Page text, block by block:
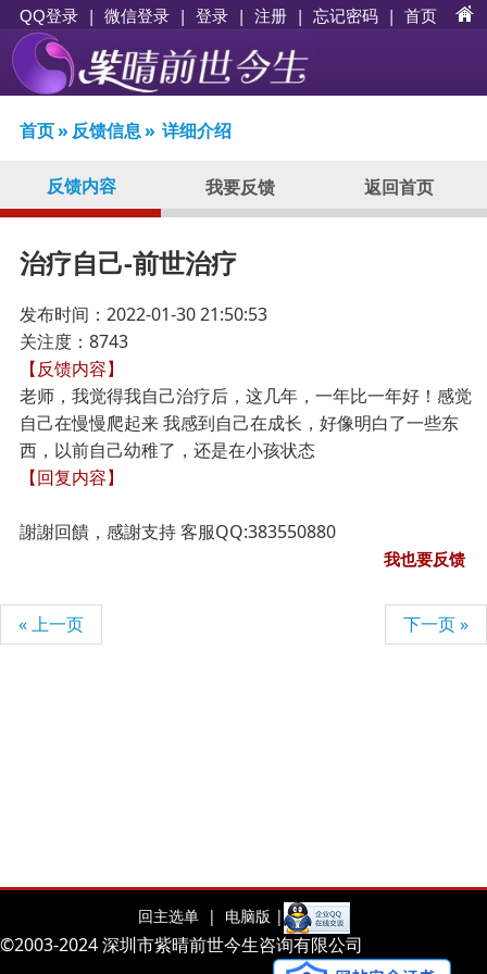
QQ登录 | 微信登录 | 登录 | 注册 | 忘记密码 | 首页
首页» 反馈信息» 详细介绍
反馈内容 我要反馈 返回首页
治疗自己-前世治疗
发布时间：2022-01-30 21:50:53
关注度：8743
【反馈内容】
老师，我觉得我自己治疗后，这几年，一年比一年好！感觉
自己在慢慢爬起来 我感到自己在成长，好像明白了一些东
西，以前自己幼稚了，还是在小孩状态
【回复内容】
謝謝回饋，感謝支持 客服QQ:383550880
我也要反馈
« 上一页 下一页 »
回主选单 | 电脑版 |
©2003-2024 深圳市紫晴前世今生咨询有限公司